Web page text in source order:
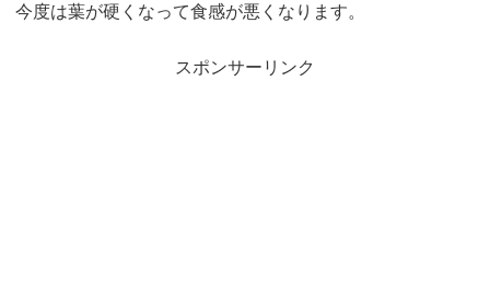
今度は葉が硬くなって食感が悪くなります。
スポンサーリンク